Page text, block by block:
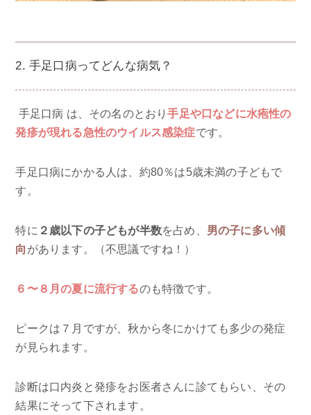
2. 手足口病ってどんな病気？
手足口病 は、その名のとおり手足や口などに水疱性の
発疹が現れる急性のウイルス感染症です。
手足口病にかかる人は、約80％は5歳未満の子どもで
す。
特に ２歳以下の子どもが半数を占め、 男の子に多い傾
向 があります。（不思議ですね！）
６〜８月の夏に流行するのも特徴です。
ピークは７月ですが、秋から冬にかけても多少の発症
が見られます。
診断は口内炎と発疹をお医者さんに診てもらい、その
結果にそって下されます。